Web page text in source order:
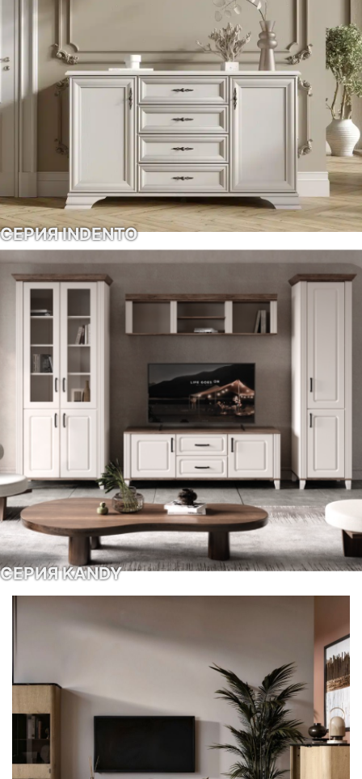
СЕРИЯ INDENTO
СЕРИЯ KANDY